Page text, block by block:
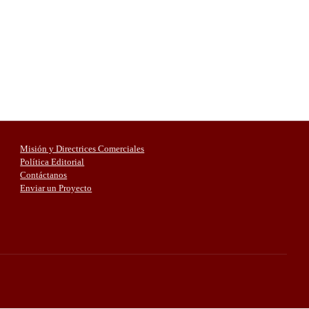
Misión y Directrices Comerciales
Política Editorial
Contáctanos
Enviar un Proyecto